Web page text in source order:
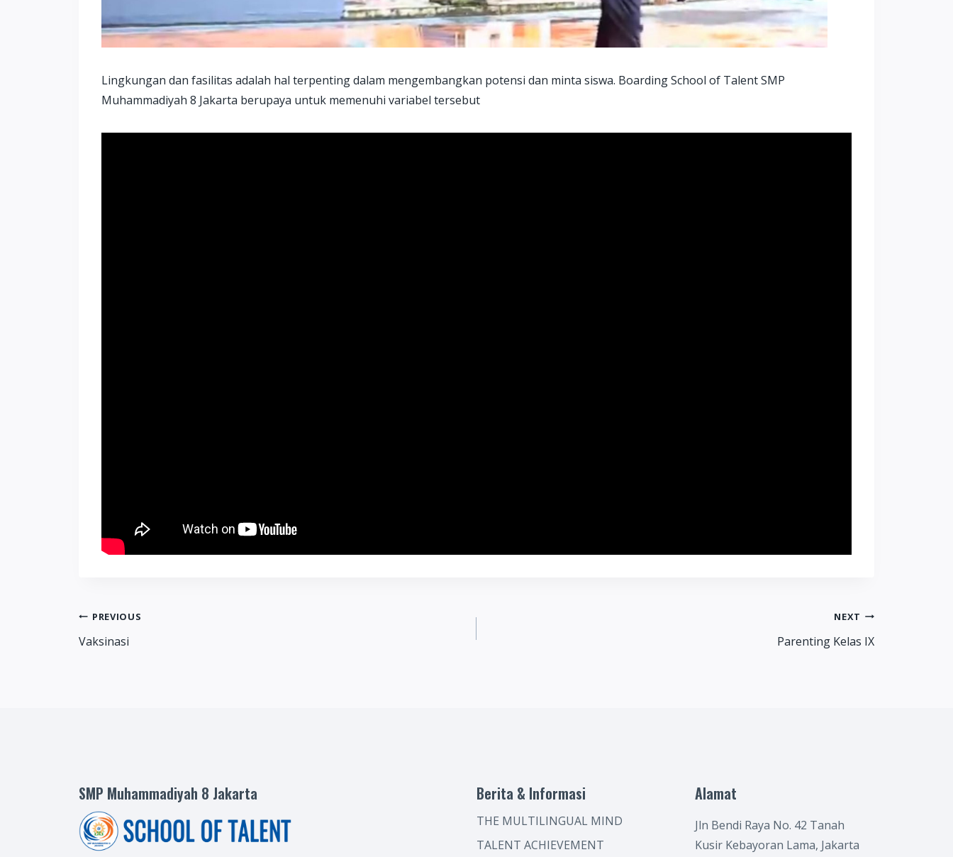
Lingkungan dan fasilitas adalah hal terpenting dalam mengembangkan potensi dan minta siswa. Boarding School of Talent SMP
Muhammadiyah 8 Jakarta berupaya untuk memenuhi variabel tersebut
Post
PREVIOUS
Vaksinasi
NEXT
Parenting Kelas IX
SMP Muhammadiyah 8 Jakarta Berita & Informasi
THE MULTILINGUAL MIND
TALENT ACHIEVEMENT
Alamat
Jln Bendi Raya No. 42 Tanah
Kusir Kebayoran Lama, Jakarta